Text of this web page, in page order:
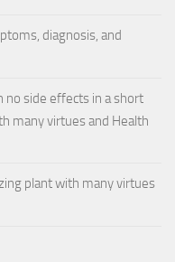
diagnosis, and
no side effects in a short
many virtues and Health
plant with many virtues